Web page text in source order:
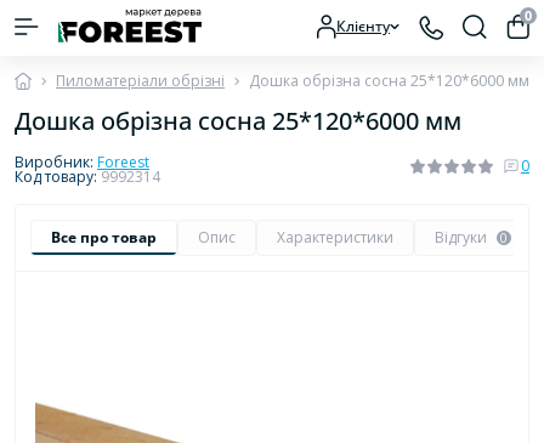
Клієнту 0
Пиломатеріали обрізні Дошка обрізна сосна 25*120*6000 мм
Дошка обрізна сосна 25*120*6000 мм
Виробник: Foreest
Код товару:9992314
0
Все про товар Опис Характеристики Відгуки 0